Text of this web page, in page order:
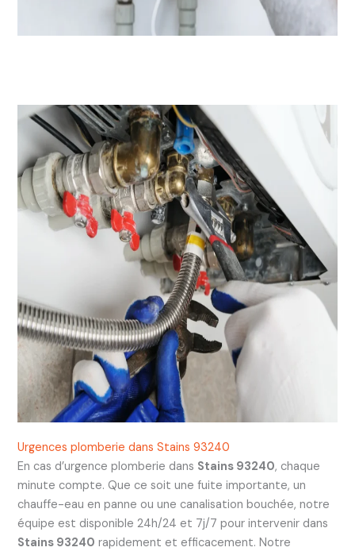
Urgences plomberie dans Stains 93240
En cas d’urgence plomberie dans Stains 93240, chaque
minute compte. Que ce soit une fuite importante, un
chauffe-eau en panne ou une canalisation bouchée, notre
équipe est disponible 24h/24 et 7j/7 pour intervenir dans
Stains 93240 rapidement et efficacement. Notre